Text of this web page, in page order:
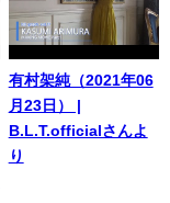
有村架純（2021年06
月23日） |
B.L.T.officialさんよ
り